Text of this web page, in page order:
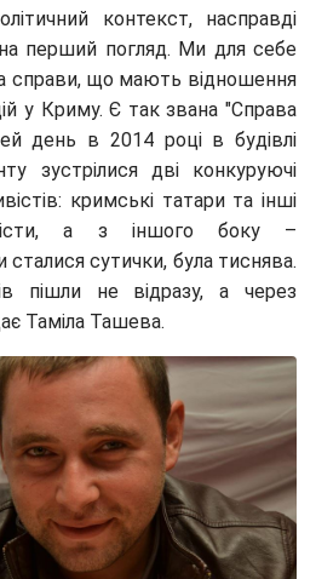
контекст, насправді
перший погляд. Ми для себе
справи, що мають відношення
у Криму. Є так звана "Справа
день в 2014 році в будівлі
зустрілися дві конкуруючі
кримські татари та інші
а з іншого боку –
сталися сутички, була тиснява.
пішли не відразу, а через
Таміла Ташева.